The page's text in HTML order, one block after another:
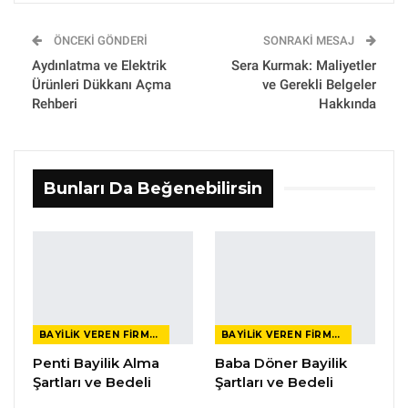
ÖNCEKI GÖNDERI
Aydınlatma ve Elektrik
Ürünleri Dükkanı Açma
Rehberi
SONRAKI MESAJ
Sera Kurmak: Maliyetler
ve Gerekli Belgeler
Hakkında
Bunları Da Beğenebilirsin
BAYILIK VEREN FIRMALAR
Penti Bayilik Alma
Şartları ve Bedeli
BAYILIK VEREN FIRMALAR
Baba Döner Bayilik
Şartları ve Bedeli